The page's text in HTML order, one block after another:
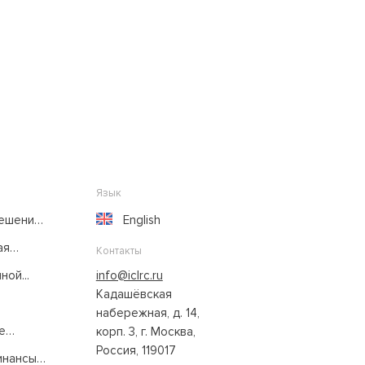
Язык
English
Контакты
info@iclrc.ru
Кадашёвская
набережная, д. 14,
корп. 3, г. Москва,
Россия, 119017